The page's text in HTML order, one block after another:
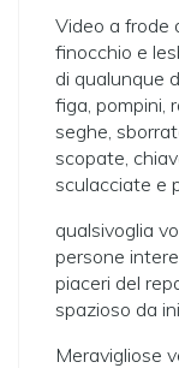
Video a frode
finocchio e
di qualunque
figa, pompini,
seghe,
scopate,
sculacciate e
qualsivoglia
persone
piaceri del
spazioso da
Meravigliose